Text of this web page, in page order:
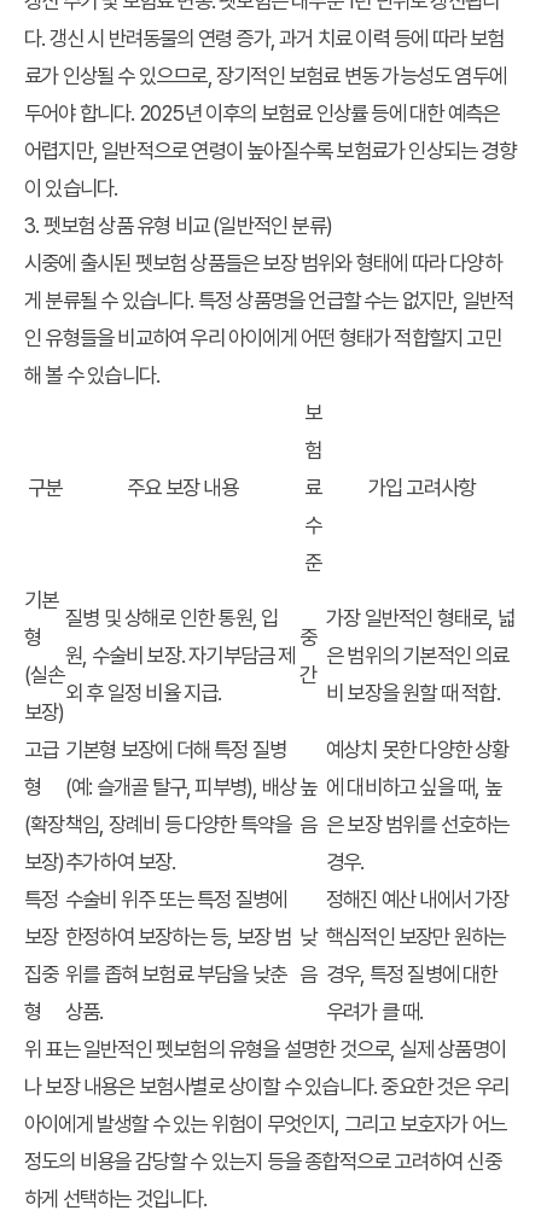
다. 갱신 시 반려동물의 연령 증가, 과거 치료 이력 등에 따라 보험
료가 인상될 수 있으므로, 장기적인 보험료 변동 가능성도 염두에
두어야 합니다. 2025년 이후의 보험료 인상률 등에 대한 예측은
어렵지만, 일반적으로 연령이 높아질수록 보험료가 인상되는 경향
이 있습니다.
3. 펫보험 상품 유형 비교 (일반적인 분류)
시중에 출시된 펫보험 상품들은 보장 범위와 형태에 따라 다양하
게 분류될 수 있습니다. 특정 상품명을 언급할 수는 없지만, 일반적
인 유형들을 비교하여 우리 아이에게 어떤 형태가 적합할지 고민
해 볼 수 있습니다.
구분 주요 보장 내용
보
험
료
수
준
가입 고려사항
기본
형
(실손
보장)
질병 및 상해로 인한 통원, 입
원, 수술비 보장. 자기부담금 제
외 후 일정 비율 지급.
중
간
가장 일반적인 형태로, 넓
은 범위의 기본적인 의료
비 보장을 원할 때 적합.
고급
형
(확장
보장)
기본형 보장에 더해 특정 질병
(예: 슬개골 탈구, 피부병), 배상
책임, 장례비 등 다양한 특약을
추가하여 보장.
높
음
예상치 못한 다양한 상황
에 대비하고 싶을 때, 높
은 보장 범위를 선호하는
경우.
특정
보장
집중
형
수술비 위주 또는 특정 질병에
한정하여 보장하는 등, 보장 범
위를 좁혀 보험료 부담을 낮춘
상품.
낮
음
정해진 예산 내에서 가장
핵심적인 보장만 원하는
경우, 특정 질병에 대한
우려가 클 때.
위 표는 일반적인펫보험의 유형을 설명한 것으로, 실제 상품명이
나 보장 내용은 보험사별로 상이할 수 있습니다. 중요한 것은 우리
아이에게 발생할 수 있는 위험이 무엇인지, 그리고 보호자가 어느
정도의 비용을 감당할 수 있는지 등을 종합적으로 고려하여 신중
하게 선택하는 것입니다.